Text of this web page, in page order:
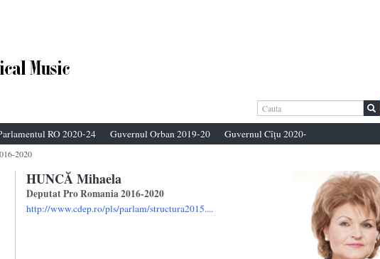
RO 2020-24 Guvernul Orban 2019-20 Guvernul Cîțu 2020-
2020
HUNCĂ Mihaela
Deputat Pro Romania 2016-2020
http://www.cdep.ro/pls/parlam/structura2015....